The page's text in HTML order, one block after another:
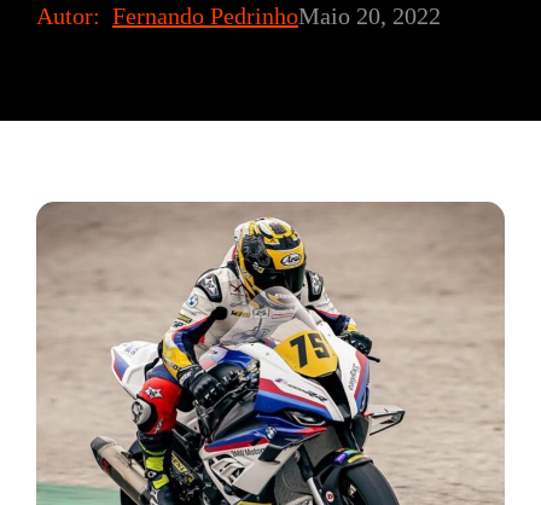
Autor: Fernando PedrinhoMaio 20, 2022